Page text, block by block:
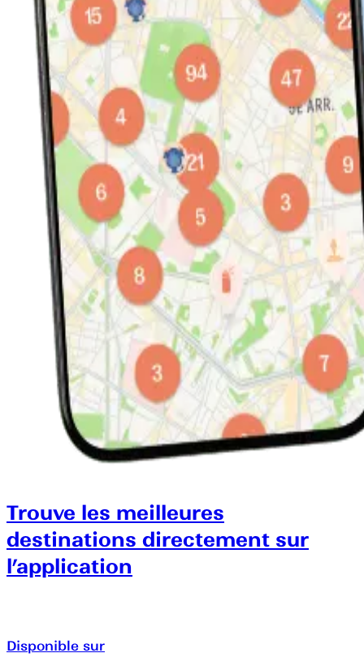
Trouve les meilleures
destinations directement sur
l’application
Disponible sur